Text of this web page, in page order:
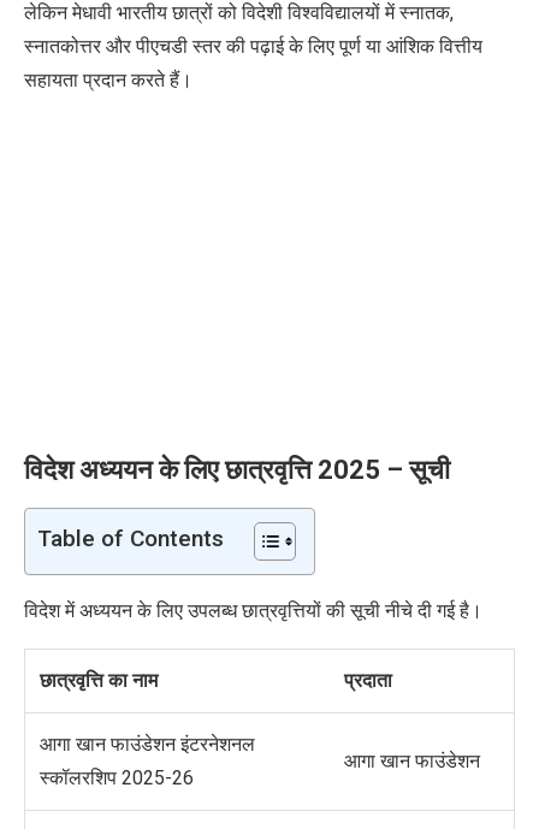
लेकिन मेधावी भारतीय छात्रों को विदेशी विश्वविद्यालयों में स्नातक,
स्नातकोत्तर और पीएचडी स्तर की पढ़ाई के लिए पूर्ण या आंशिक वित्तीय
सहायता प्रदान करते हैं।
विदेश अध्ययन के लिए छात्रवृत्ति 2025 – सूची
Table of Contents
विदेश में अध्ययन के लिए उपलब्ध छात्रवृत्तियों की सूची नीचे दी गई है।
छात्रवृत्ति का नाम प्रदाता
आगा खान फाउंडेशन इंटरनेशनल
स्कॉलरशिप 2025-26
आगा खान फाउंडेशन